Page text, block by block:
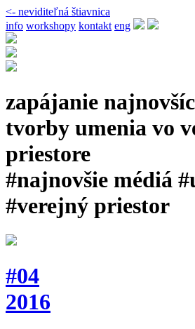
<- neviditeľná štiavnica
info workshopy kontakt eng
zapájanie
tvorby umenia vo
priestore
#najnovšie médiá
#verejný priestor
#04
2016